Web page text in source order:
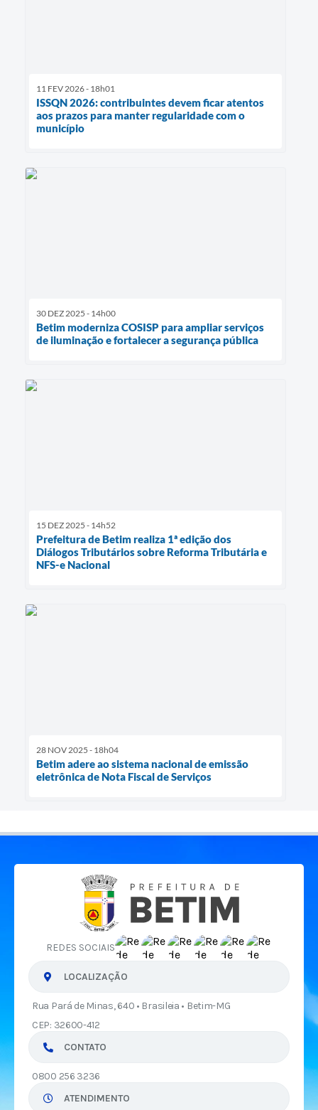
11 FEV 2026 - 18h01
ISSQN 2026: contribuintes devem ficar atentos
aos prazos para manter regularidade com o
município
30 DEZ 2025 - 14h00
Betim moderniza COSISP para ampliar serviços
de iluminação e fortalecer a segurança pública
15 DEZ 2025 - 14h52
Prefeitura de Betim realiza 1ª edição dos
Diálogos Tributários sobre Reforma Tributária e
NFS-e Nacional
28 NOV 2025 - 18h04
Betim adere ao sistema nacional de emissão
eletrônica de Nota Fiscal de Serviços
REDES SOCIAIS
LOCALIZAÇÃO
Rua Pará de Minas, 640 • Brasileia • Betim-MG
CEP: 32600-412
CONTATO
0800 256 3236
ATENDIMENTO